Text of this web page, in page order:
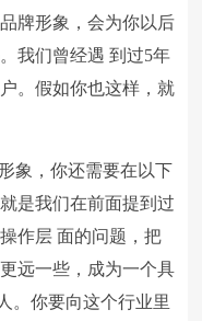
牌形象，会为你以后
我们曾经遇 到过5年
。假如你也这样，就
象，你还需要在以下
是我们在前面提到过
作层 面的问题，把
远一些，成为一个具
。你要向这个行业里